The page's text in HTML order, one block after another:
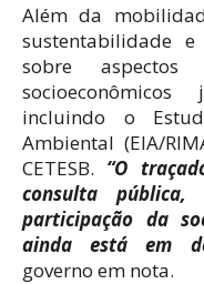
Além da
sustentabilidade e
sobre aspectos
incluindo o
Ambiental (EIA/
CETESB. “O
consulta pública,
participação da
ainda está em
governo em nota.